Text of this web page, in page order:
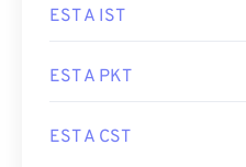
EST A IST
EST A PKT
EST A CST